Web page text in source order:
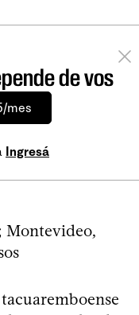
de vos
mes
Ingresá
Montevideo,